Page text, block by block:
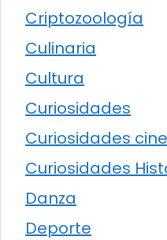
Criptozoología
Culinaria
Cultura
Curiosidades
Curiosidades
Curiosidades
Danza
Deporte